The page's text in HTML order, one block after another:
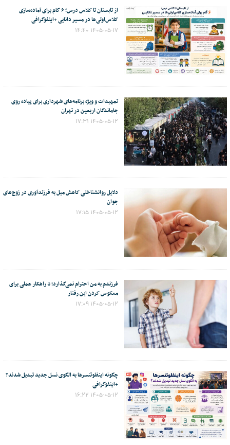
از تابستان تا کلاس درس؛ ۶ گام برای آماده‌سازی
کلاس‌اولی‌ها در مسیر دانایی +اینفوگرافی
۱۴۰۵-۰۵-۱۷ ۱۴:۴۰
تمهیدات و ویژه برنامه‌های شهرداری برای پیاده روی
جاماندگان اربعین در تهران
۱۴۰۵-۰۵-۱۲ ۱۷:۳۱
دلایل روانشناختی کاهش میل به فرزندآوری در زوج‌های
جوان
۱۴۰۵-۰۵-۱۲ ۱۷:۱۵
فرزندم به من احترام نمی‌گذارد؛ ۵ راهکار عملی برای
معکوس کردن این رفتار
۱۴۰۵-۰۵-۱۲ ۱۷:۰۹
چگونه اینفلوئنسرها به الگوی نسل جدید تبدیل شدند؟
+اینفوگرافی
۱۴۰۵-۰۵-۱۲ ۱۶:۲۲